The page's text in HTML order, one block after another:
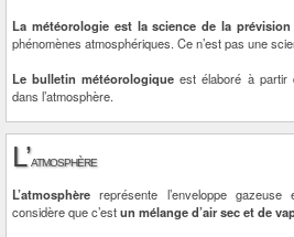
La météorologie est la science de la
phénomènes atmosphériques. Ce n’est pas une
Le bulletin météorologiqueest élaboré à partir
dans l’atmosphère.
L’atmosphère
L’atmosphèrereprésente l’enveloppe
considère que c’estun mélange d’air sec et de